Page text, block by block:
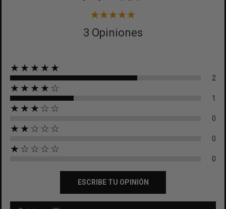
3 Opiniones
★★★★★
2
★★★★☆
1
★★★☆☆
0
★★☆☆☆
0
★☆☆☆☆
0
ESCRIBE TU OPINIÓN